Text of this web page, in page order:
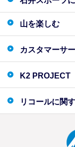
山を楽しむ
カスタマーサ
K2 PROJECT
リコールに関